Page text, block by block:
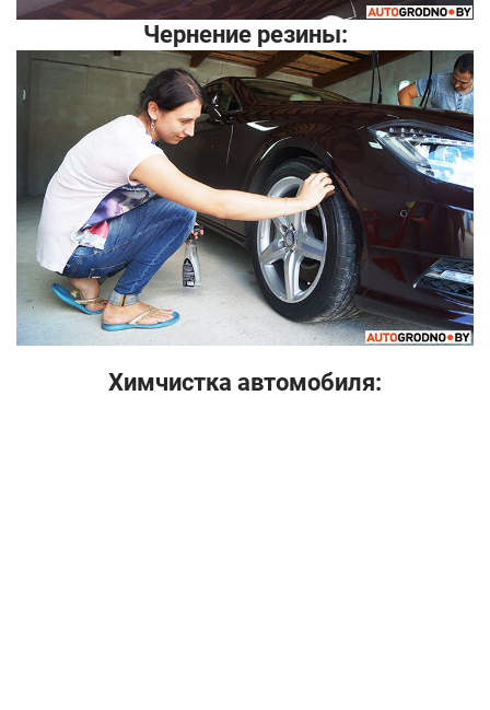
Чернение резины:
Химчистка автомобиля: